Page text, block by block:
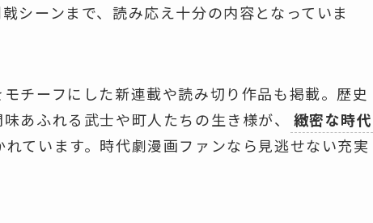
シーンまで、読み応え十分の内容となっていま
チーフにした新連載や読み切り作品も掲載。歴史
あふれる武士や町人たちの生き様が、
緻密な時代
ています。時代劇漫画ファンなら見逃せない充実